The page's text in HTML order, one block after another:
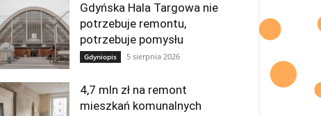
Gdyńska Hala Targowa nie
potrzebuje remontu,
potrzebuje pomysłu
Gdyniopis 5 sierpnia 2026
4,7 mln zł na remont
mieszkań komunalnych